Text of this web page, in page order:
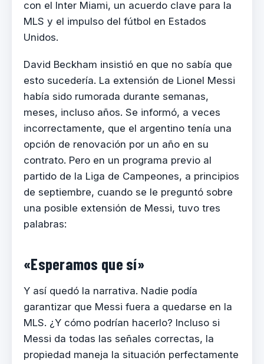
con el Inter Miami, un acuerdo clave para la
MLS y el impulso del fútbol en Estados
Unidos.
David Beckham insistió en que no sabía que
esto sucedería. La extensión de Lionel Messi
había sido rumorada durante semanas,
meses, incluso años. Se informó, a veces
incorrectamente, que el argentino tenía una
opción de renovación por un año en su
contrato. Pero en un programa previo al
partido de la Liga de Campeones, a principios
de septiembre, cuando se le preguntó sobre
una posible extensión de Messi, tuvo tres
palabras:
«Esperamos que sí»
Y así quedó la narrativa. Nadie podía
garantizar que Messi fuera a quedarse en la
MLS. ¿Y cómo podrían hacerlo? Incluso si
Messi da todas las señales correctas, la
propiedad maneja la situación perfectamente